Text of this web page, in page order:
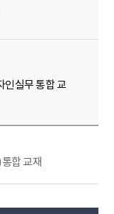
인실무 통합 교
합 교재